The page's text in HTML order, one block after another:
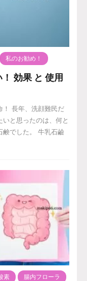
私のお勧め！
効果 と 使用
！ 長年、洗顔難民だ
と思ったのは、何と
鹸でした。 牛乳石鹼
素 腸内フローラ